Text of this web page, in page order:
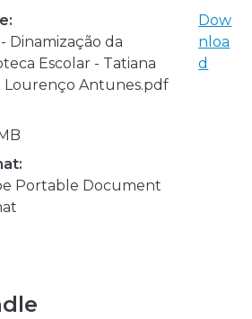
Dinamização da
Escolar - Tatiana
Lourenço Antunes.pdf
Portable Document
Dow
nloa
d